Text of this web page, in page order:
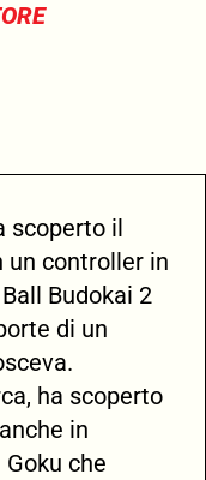
scoperto il
un controller in
Budokai 2
di un
ha scoperto
in
che